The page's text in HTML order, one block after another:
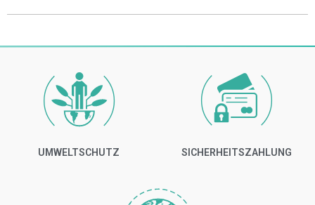
UMWELTSCHUTZ SICHERHEITSZAHLUNG